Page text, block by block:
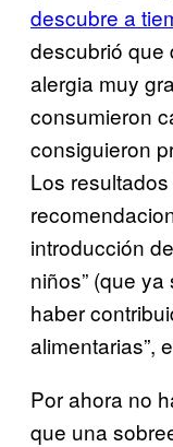
descubre a
descubrió que
alergia muy
consumieron
consiguieron
Los
introducción
niños” (que
haber
alimentarias”,
Por ahora no
que una